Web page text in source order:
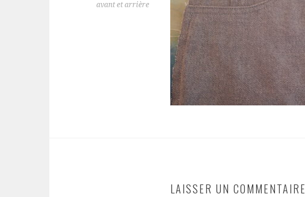
avant et arrière
LAISSER UN COMMENTAIRE